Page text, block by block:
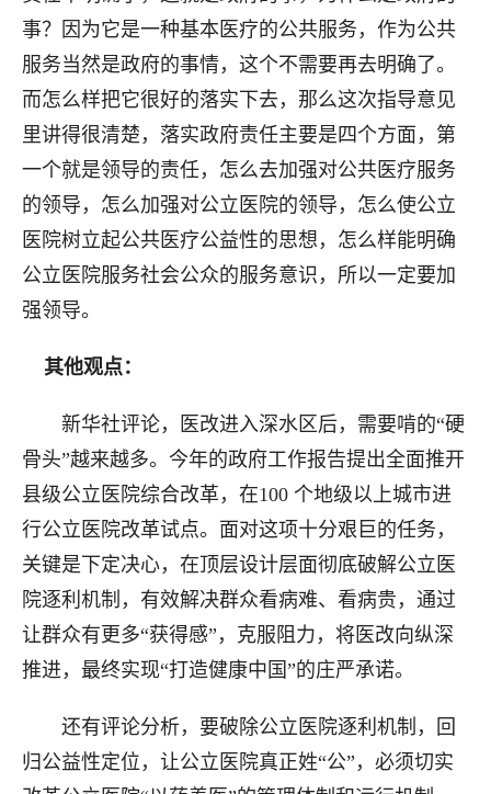
事？因为它是一种基本医疗的公共服务，作为公共
服务当然是政府的事情，这个不需要再去明确了。
而怎么样把它很好的落实下去，那么这次指导意见
里讲得很清楚，落实政府责任主要是四个方面，第
一个就是领导的责任，怎么去加强对公共医疗服务
的领导，怎么加强对公立医院的领导，怎么使公立
医院树立起公共医疗公益性的思想，怎么样能明确
公立医院服务社会公众的服务意识，所以一定要加
强领导。
其他观点：
新华社评论，医改进入深水区后，需要啃的“硬
骨头”越来越多。今年的政府工作报告提出全面推开
县级公立医院综合改革，在100 个地级以上城市进
行公立医院改革试点。面对这项十分艰巨的任务，
关键是下定决心，在顶层设计层面彻底破解公立医
院逐利机制，有效解决群众看病难、看病贵，通过
让群众有更多“获得感”，克服阻力，将医改向纵深
推进，最终实现“打造健康中国”的庄严承诺。
还有评论分析，要破除公立医院逐利机制，回
归公益性定位，让公立医院真正姓“公”，必须切实